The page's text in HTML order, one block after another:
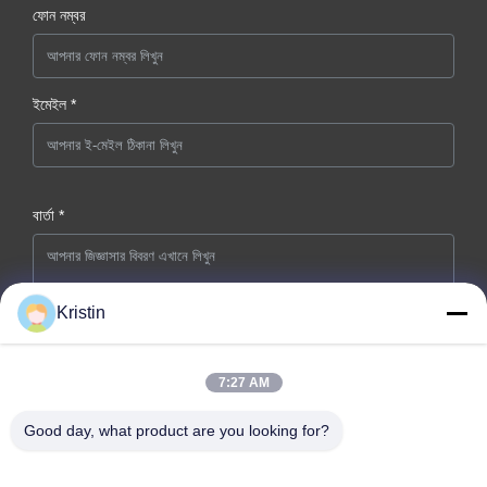
ফোন নম্বর
ইমেইল *
বার্তা *
Kristin
7:27 AM
Good day, what product are you looking for?